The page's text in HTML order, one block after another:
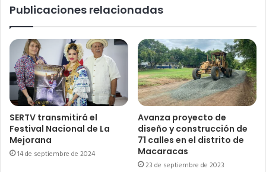
Publicaciones relacionadas
SERTV transmitirá el
Festival Nacional de La
Mejorana
14 de septiembre de 2024
Avanza proyecto de
diseño y construcción de
71 calles en el distrito de
Macaracas
23 de septiembre de 2023